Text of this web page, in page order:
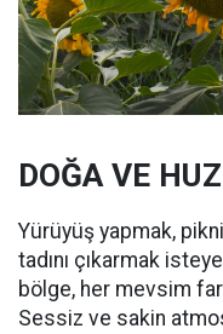
DOĞA VE
Yürüyüş yapmak,
tadını çıkarmak
bölge, her mevsim
Sessiz ve sakin